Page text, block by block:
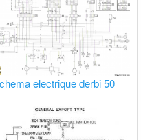
electrique derbi 50